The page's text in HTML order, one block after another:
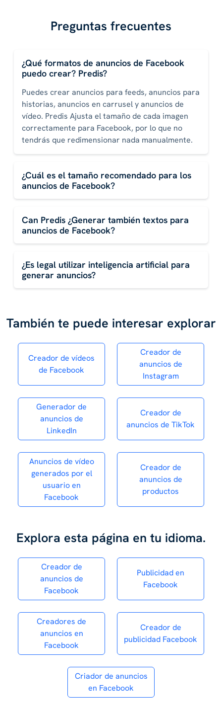
Preguntas frecuentes
¿Qué formatos de anuncios de Facebook
puedo crear? Predis?
Puedes crear anuncios para feeds, anuncios para
historias, anuncios en carrusel y anuncios de
vídeo. Predis Ajusta el tamaño de cada imagen
correctamente para Facebook, por lo que no
tendrás que redimensionar nada manualmente.
¿Cuál es el tamaño recomendado para los
anuncios de Facebook?
Can Predis ¿Generar también textos para
anuncios de Facebook?
¿Es legal utilizar inteligencia artificial para
generar anuncios?
También te puede interesar explorar
Creador de vídeos
de Facebook
Creador de
anuncios de
Instagram
Generador de
anuncios de
LinkedIn
Creador de
anuncios de TikTok
Anuncios de vídeo
generados por el
usuario en
Facebook
Creador de
anuncios de
productos
Explora esta página en tu idioma.
Creador de
anuncios de
Facebook
Publicidad en
Facebook
Creadores de
anuncios en
Facebook
Creador de
publicidad Facebook
Criador de anuncios
en Facebook